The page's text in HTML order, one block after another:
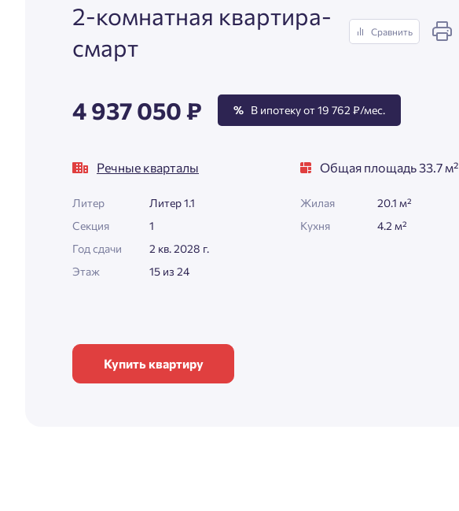
2-комнатная квартира-
смарт
Сравнить
4 937 050 ₽ % В ипотеку от 19 762 ₽/мес.
Речные кварталы
Литер
Литер 1.1
Секция
1
Год сдачи
2 кв. 2028 г.
Этаж
15 из 24
Общая площадь 33.7 м²
Жилая
20.1 м²
Кухня
4.2 м²
Купить квартиру